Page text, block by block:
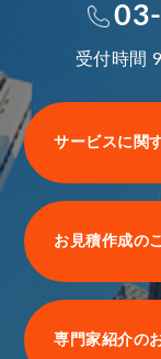
受付時間
サービスに関
お見積作成の
専門家紹介の